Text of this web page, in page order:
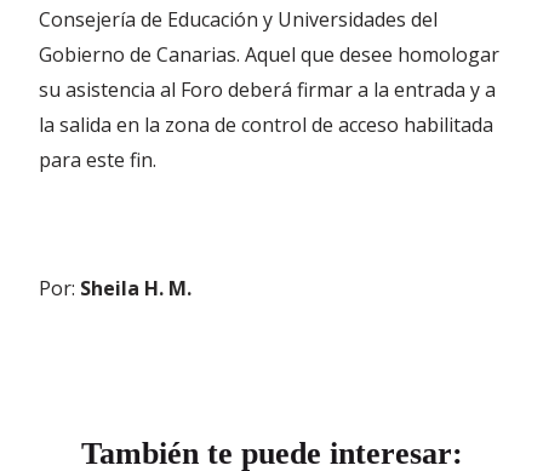
Consejería de Educación y Universidades del
Gobierno de Canarias. Aquel que desee homologar
su asistencia al Foro deberá firmar a la entrada y a
la salida en la zona de control de acceso habilitada
para este fin.
Por: Sheila H. M.
También te puede interesar: